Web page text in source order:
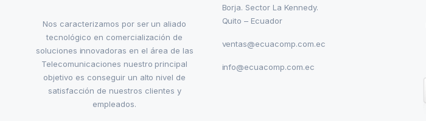
Nos caracterizamos por ser un aliado
tecnológico en comercialización de
soluciones innovadoras en el área de las
Telecomunicaciones nuestro principal
objetivo es conseguir un alto nivel de
satisfacción de nuestros clientes y
empleados.
Borja. Sector La Kennedy.
Quito – Ecuador
ventas@ecuacomp.com.ec
info@ecuacomp.com.ec